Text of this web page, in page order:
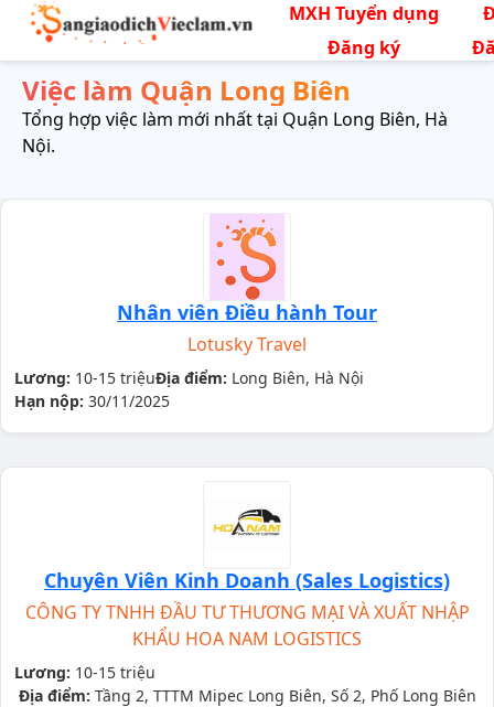
MXH Tuyển dụng
Đăng ký
Việc làm Quận Long Biên
Tổng hợp việc làm mới nhất tại Quận Long Biên, Hà
Nội.
Nhân viên Điều hành Tour
Lotusky Travel
Lương: 10-15 triệuĐịa điểm: Long Biên, Hà Nội
Hạn nộp: 30/11/2025
Chuyên Viên Kinh Doanh (Sales Logistics)
CÔNG TY TNHH ĐẦU TƯ THƯƠNG MẠI VÀ XUẤT NHẬP
KHẨU HOA NAM LOGISTICS
Lương: 10-15 triệu
Địa điểm: Tầng 2, TTTM Mipec Long Biên, Số 2, Phố Long Biên